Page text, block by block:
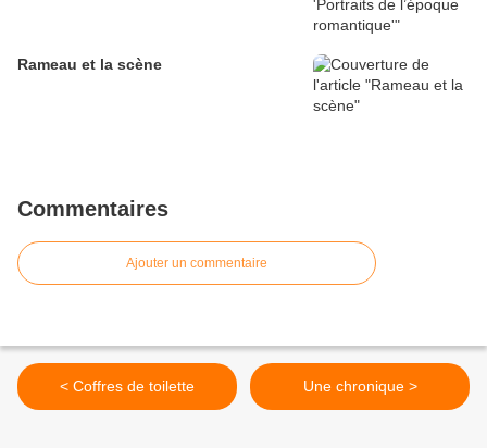
Rameau et la scène
Commentaires
Ajouter un commentaire
< Coffres de toilette Une chronique >